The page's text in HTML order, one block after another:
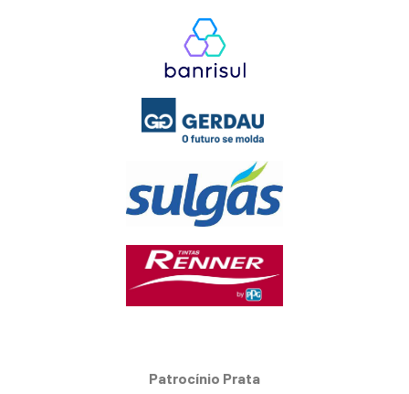
Patrocínio Prata